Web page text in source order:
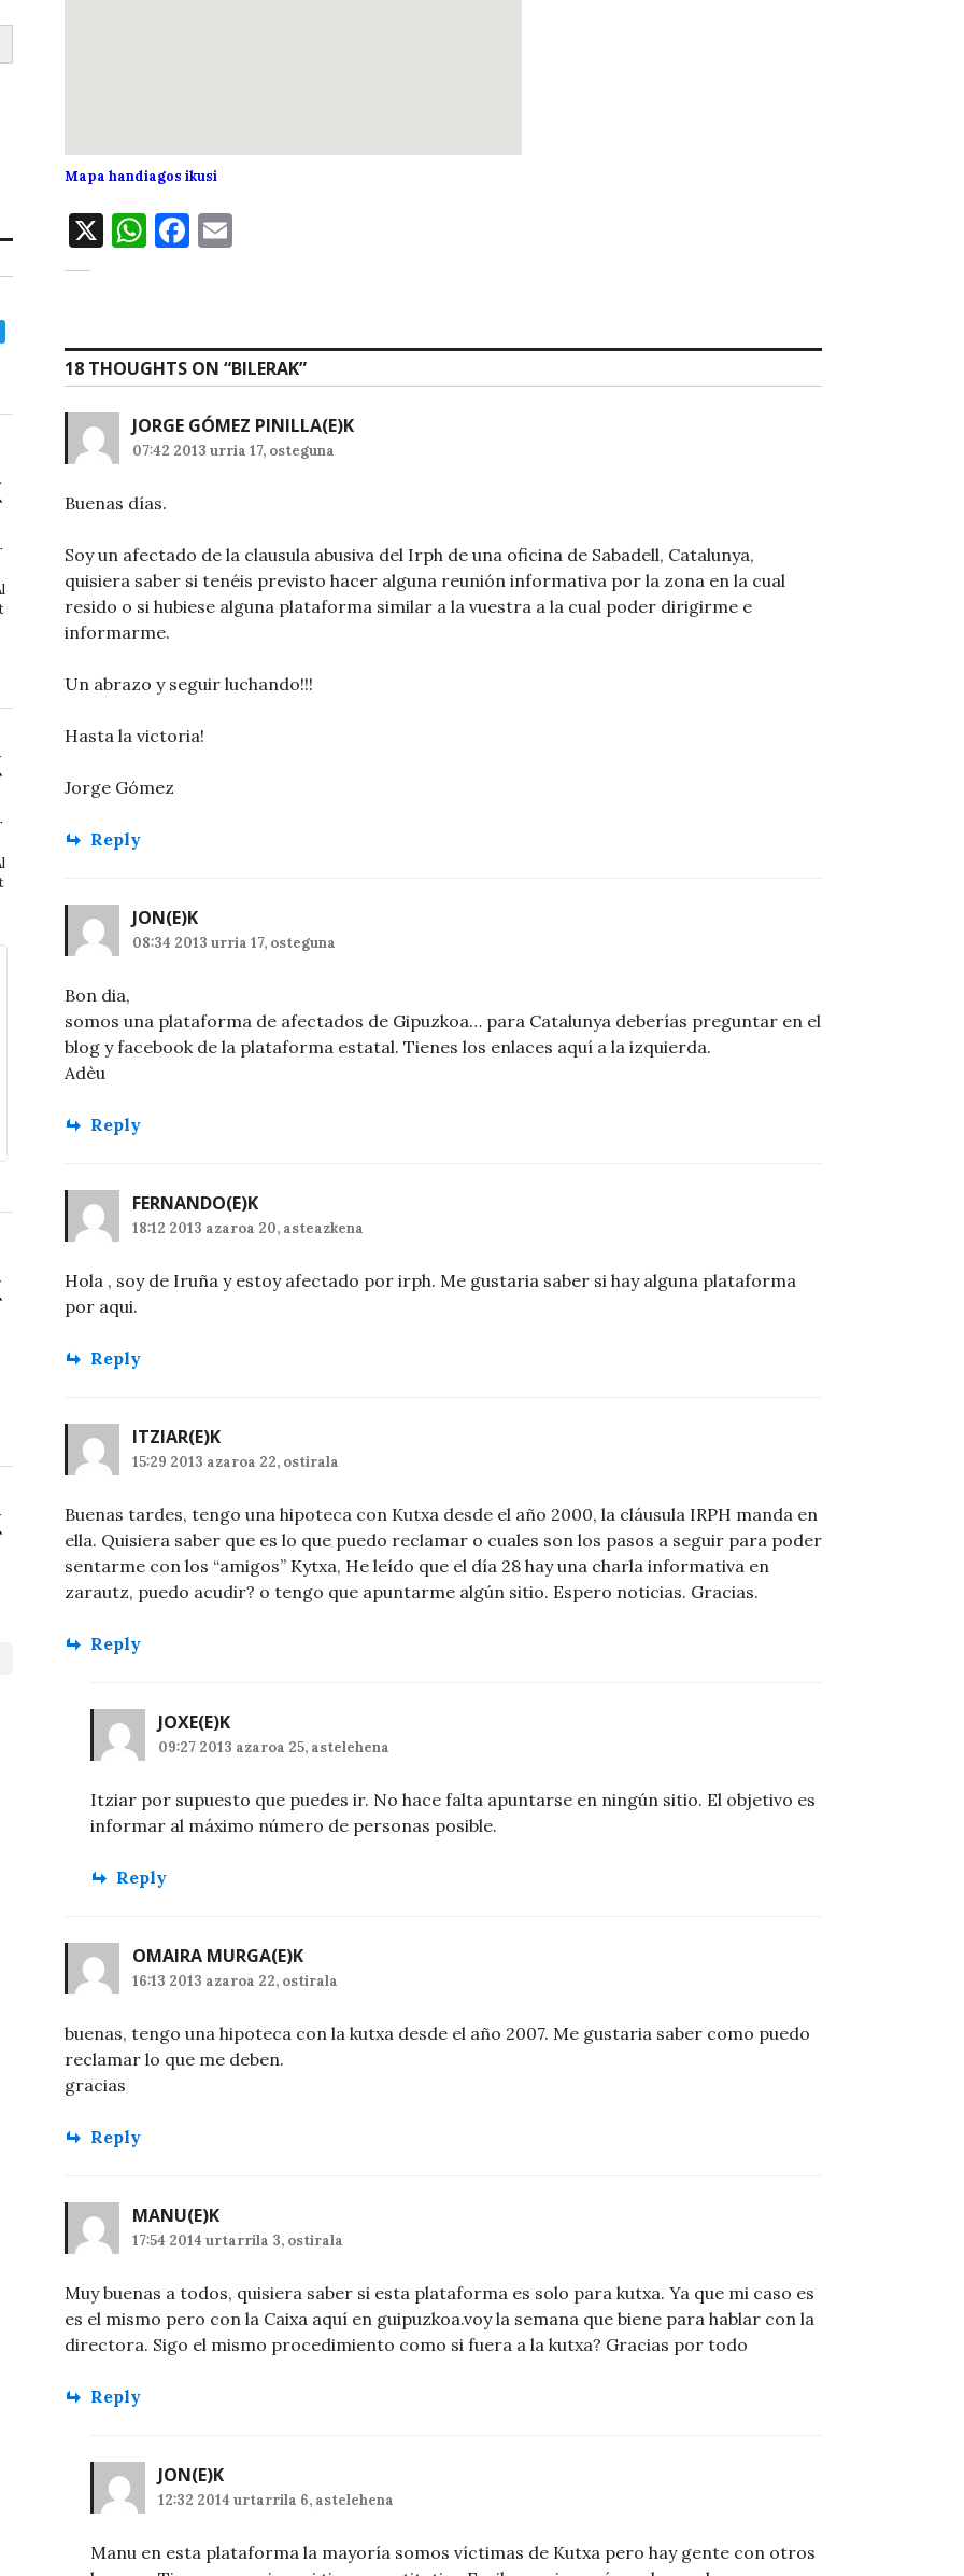
Mapa handiagos ikusi
X W
A
p
p
F
b
o
o
k
18 THOUGHTS ON “BILERAK”
JORGE GÓMEZ PINILLA(E)K
07:42 2013 urria 17, osteguna
Buenas días.
Soy un afectado de la clausula abusiva del Irph de una oficina de Sabadell, Catalunya,
quisiera saber si tenéis previsto hacer alguna reunión informativa por la zona en la cual
resido o si hubiese alguna plataforma similar a la vuestra a la cual poder dirigirme e
informarme.
Un abrazo y seguir luchando!!!
Hasta la victoria!
Jorge Gómez
Reply
JON(E)K
08:34 2013 urria 17, osteguna
Bon dia,
somos una plataforma de afectados de Gipuzkoa… para Catalunya deberías preguntar en el
blog y facebook de la plataforma estatal. Tienes los enlaces aquí a la izquierda.
Adèu
Reply
FERNANDO(E)K
18:12 2013 azaroa 20, asteazkena
Hola , soy de Iruña y estoy afectado por irph. Me gustaria saber si hay alguna plataforma
por aqui.
Reply
ITZIAR(E)K
15:29 2013 azaroa 22, ostirala
Buenas tardes, tengo una hipoteca con Kutxa desde el año 2000, la cláusula IRPH manda en
ella. Quisiera saber que es lo que puedo reclamar o cuales son los pasos a seguir para poder
sentarme con los “amigos” Kytxa, He leído que el día 28 hay una charla informativa en
zarautz, puedo acudir? o tengo que apuntarme algún sitio. Espero noticias. Gracias.
Reply
JOXE(E)K
09:27 2013 azaroa 25, astelehena
Itziar por supuesto que puedes ir. No hace falta apuntarse en ningún sitio. El objetivo es
informar al máximo número de personas posible.
Reply
OMAIRA MURGA(E)K
16:13 2013 azaroa 22, ostirala
buenas, tengo una hipoteca con la kutxa desde el año 2007. Me gustaria saber como puedo
reclamar lo que me deben.
gracias
Reply
MANU(E)K
17:54 2014 urtarrila 3, ostirala
Muy buenas a todos, quisiera saber si esta plataforma es solo para kutxa. Ya que mi caso es
es el mismo pero con la Caixa aquí en guipuzkoa.voy la semana que biene para hablar con la
directora. Sigo el mismo procedimiento como si fuera a la kutxa? Gracias por todo
Reply
JON(E)K
12:32 2014 urtarrila 6, astelehena
Manu en esta plataforma la mayoría somos víctimas de Kutxa pero hay gente con otros